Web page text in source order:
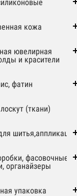
кожа
ювелирная
и красители
фатин
(ткани)
шитья,аппликации
фасовочные
органайзеры
упаковка